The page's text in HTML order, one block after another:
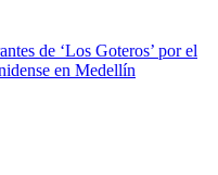
de ‘Los Goteros’ por el
en Medellín